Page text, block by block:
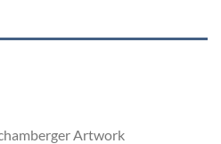
Artwork